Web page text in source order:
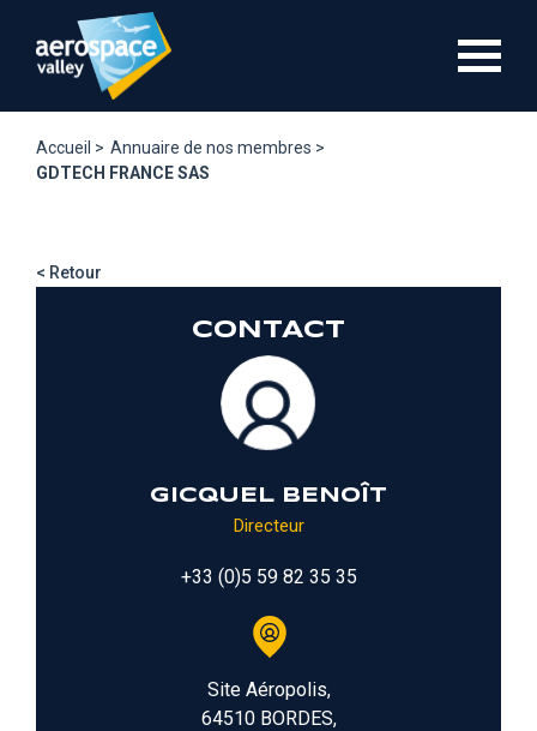
contenu
Accueil > Annuaire de nos membres >
GDTECH FRANCE SAS
< Retour
CONTACT
GICQUEL BENOÎT
Directeur
+33 (0)5 59 82 35 35
Site Aéropolis,
64510 BORDES,